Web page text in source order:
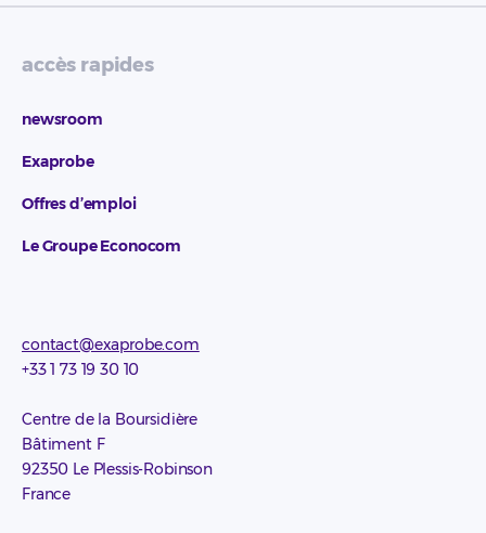
accès rapides
newsroom
Exaprobe
Offres d’emploi
Le Groupe Econocom
contact@exaprobe.com
+33 1 73 19 30 10
Centre de la Boursidière
Bâtiment F
92350 Le Plessis-Robinson
France